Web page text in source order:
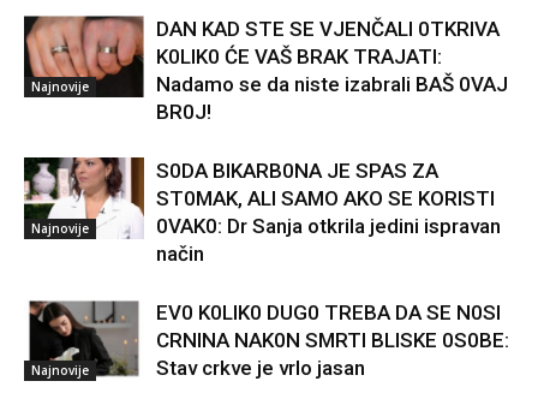
Najnovije
DAN KAD STE SE VJENČALI 0TKRIVA
K0LIK0 ĆE VAŠ BRAK TRAJATI:
Nadamo se da niste izabrali BAŠ 0VAJ
BR0J!
Najnovije
S0DA BIKARB0NA JE SPAS ZA
ST0MAK, ALI SAMO AKO SE KORISTI
0VAK0: Dr Sanja otkrila jedini ispravan
način
Najnovije
EV0 K0LIK0 DUG0 TREBA DA SE N0SI
CRNINA NAK0N SMRTI BLISKE 0S0BE:
Stav crkve je vrlo jasan